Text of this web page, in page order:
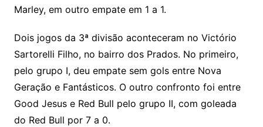
Marley, em outro empate em 1 a 1.
Dois jogos da 3ª divisão aconteceram no Victório
Sartorelli Filho, no bairro dos Prados. No primeiro,
pelo grupo I, deu empate sem gols entre Nova
Geração e Fantásticos. O outro confronto foi entre
Good Jesus e Red Bull pelo grupo II, com goleada
do Red Bull por 7 a 0.